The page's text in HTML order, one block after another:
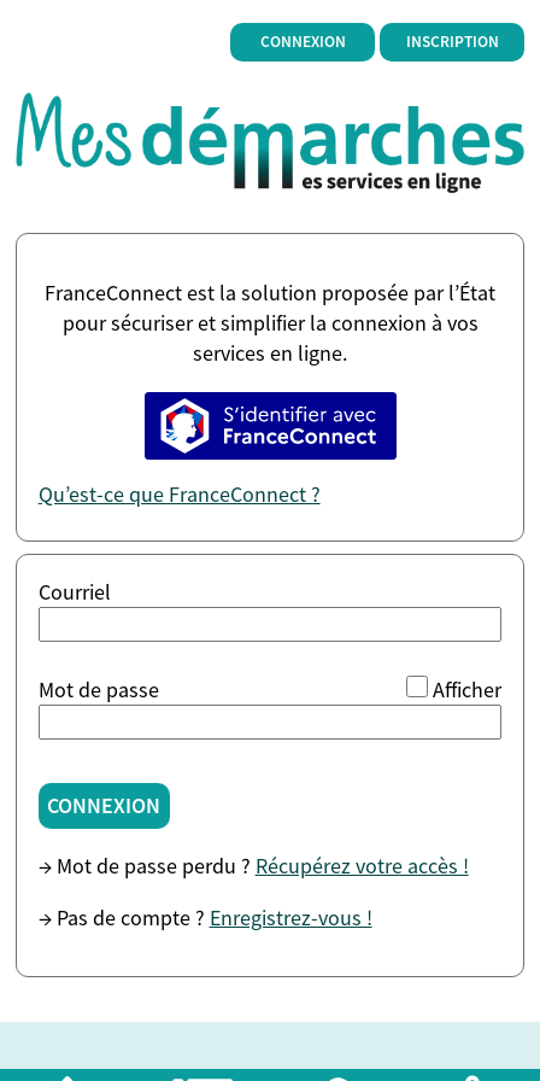
CONNEXION INSCRIPTION
FranceConnect est la solution proposée par l’État
pour sécuriser et simplifier la connexion à vos
services en ligne.
S’identifier avec
Qu’est-ce que FranceConnect ?
Courriel
Mot de passe Afficher
CONNEXION
→ Mot de passe perdu ? Récupérez votre accès !
→ Pas de compte ? Enregistrez-vous !